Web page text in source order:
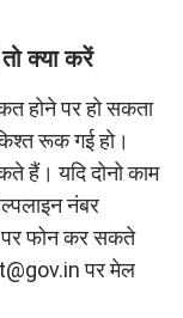
क्या करें
होने पर हो सकता
रूक गई हो।
हैं। यदि दोनो काम
नंबर
फोन कर सकते
पर मेल